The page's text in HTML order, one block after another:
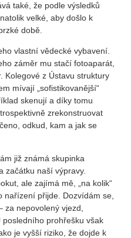
také, že podle výsledků
velké, aby došlo k
době.
vlastní vědecké vybavení.
záměr mu stačí fotoaparát,
Kolegové z Ústavu struktury
mívají „sofistikovanější“
skenují a díky tomu
zrekonstruovat
odkud, kam a jak se
již známá skupinka
začátku naší výpravy.
ale zajímá mě, „na kolik“
nařízení přijde. Dozvídám se,
za nepovolený vjezd,
prohřešku však
je vyšší riziko, že dojde k